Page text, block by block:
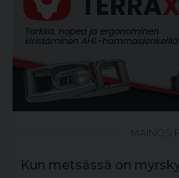
Kun metsässä on